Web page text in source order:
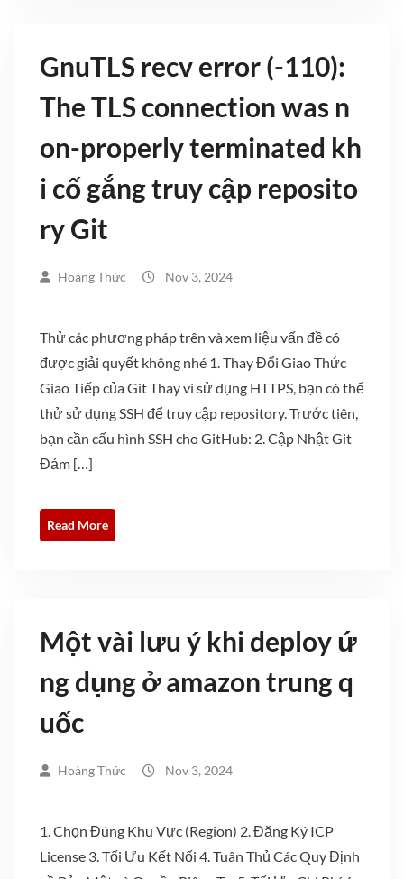
GnuTLS recv error (-110):
The TLS connection was n
on-properly terminated kh
i cố gắng truy cập reposito
ry Git
Hoàng Thức Nov 3, 2024
Thử các phương pháp trên và xem liệu vấn đề có
được giải quyết không nhé 1. Thay Đổi Giao Thức
Giao Tiếp của Git Thay vì sử dụng HTTPS, bạn có thể
thử sử dụng SSH để truy cập repository. Trước tiên,
bạn cần cấu hình SSH cho GitHub: 2. Cập Nhật Git
Đảm […]
Read More
Một vài lưu ý khi deploy ứ
ng dụng ở amazon trung q
uốc
Hoàng Thức Nov 3, 2024
1. Chọn Đúng Khu Vực (Region) 2. Đăng Ký ICP
License 3. Tối Ưu Kết Nối 4. Tuân Thủ Các Quy Định